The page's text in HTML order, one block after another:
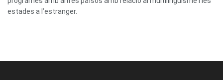
estades a l’estranger.